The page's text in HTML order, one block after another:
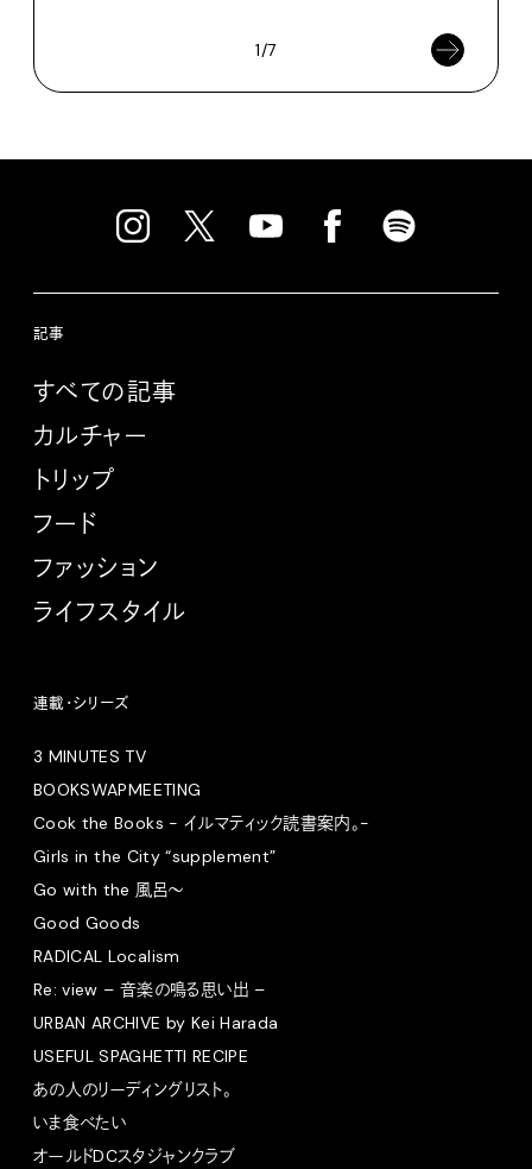
1/7
記事
すべての記事
カルチャー
トリップ
フード
ファッション
ライフスタイル
連載・シリーズ
3 MINUTES TV
BOOKSWAPMEETING
Cook the Books - イルマティック読書案内。-
Girls in the City “supplement”
Go with the 風呂〜
Good Goods
RADICAL Localism
Re: view – 音楽の鳴る思い出 –
URBAN ARCHIVE by Kei Harada
USEFUL SPAGHETTI RECIPE
あの人のリーディングリスト。
いま食べたい
オールドDCスタジャンクラブ